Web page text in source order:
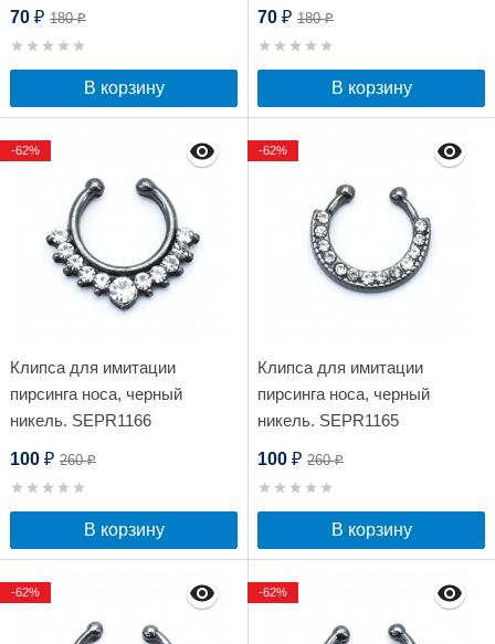
70 ₽ 180₽
В корзину
70 ₽ 180₽
В корзину
Клипса для имитации
пирсинга носа, черный
никель. SEPR1166
100 ₽ 260₽
В корзину
-62%
Клипса для имитации
пирсинга носа, черный
никель. SEPR1165
100 ₽ 260₽
В корзину
-62%
-62% -62%